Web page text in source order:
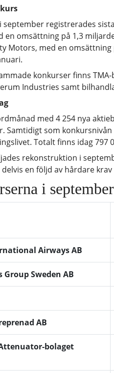
registrerades
en omsättning på 1,3
Motors, med en
konkurser finns
Industries samt
med 4 254 nya
Samtidigt som
Totalt finns idag 797
rekonstruktion i
en följd av hårdare
i september
Airways AB
Sweden AB
AB
bolaget